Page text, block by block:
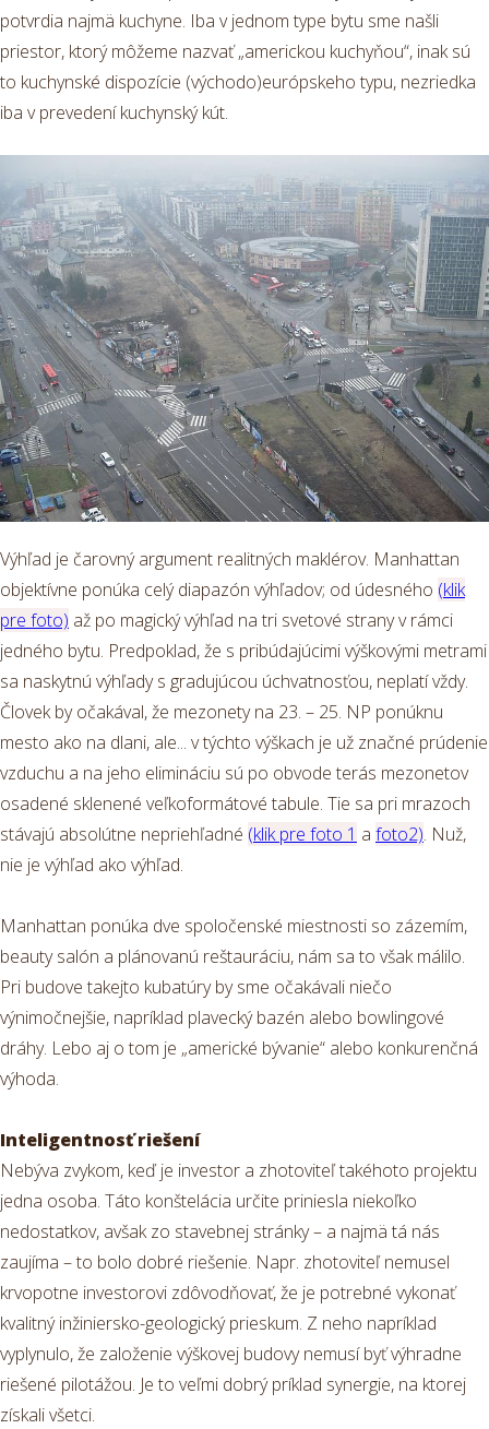
potvrdia najmä kuchyne. Iba v jednom type bytu sme našli
priestor, ktorý môžeme nazvať „americkou kuchyňou“, inak sú
to kuchynské dispozície (východo)európskeho typu, nezriedka
iba v prevedení kuchynský kút.
Výhľad je čarovný argument realitných maklérov. Manhattan
objektívne ponúka celý diapazón výhľadov; od údesného (klik
pre foto) až po magický výhľad na tri svetové strany v rámci
jedného bytu. Predpoklad, že s pribúdajúcimi výškovými metrami
sa naskytnú výhľady s gradujúcou úchvatnosťou, neplatí vždy.
Človek by očakával, že mezonety na 23. – 25. NP ponúknu
mesto ako na dlani, ale... v týchto výškach je už značné prúdenie
vzduchu a na jeho elimináciu sú po obvode terás mezonetov
osadené sklenené veľkoformátové tabule. Tie sa pri mrazoch
stávajú absolútne nepriehľadné (klik pre foto 1 a foto2). Nuž,
nie je výhľad ako výhľad.
Manhattan ponúka dve spoločenské miestnosti so zázemím,
beauty salón a plánovanú reštauráciu, nám sa to však málilo.
Pri budove takejto kubatúry by sme očakávali niečo
výnimočnejšie, napríklad plavecký bazén alebo bowlingové
dráhy. Lebo aj o tom je „americké bývanie“ alebo konkurenčná
výhoda.
Inteligentnosť riešení
Nebýva zvykom, keď je investor a zhotoviteľ takéhoto projektu
jedna osoba. Táto konštelácia určite priniesla niekoľko
nedostatkov, avšak zo stavebnej stránky – a najmä tá nás
zaujíma – to bolo dobré riešenie. Napr. zhotoviteľ nemusel
krvopotne investorovi zdôvodňovať, že je potrebné vykonať
kvalitný inžiniersko-geologický prieskum. Z neho napríklad
vyplynulo, že založenie výškovej budovy nemusí byť výhradne
riešené pilotážou. Je to veľmi dobrý príklad synergie, na ktorej
získali všetci.